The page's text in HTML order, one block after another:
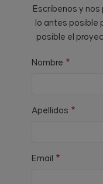
Escríbenos y
lo antes posible
posible el
Nombre
Apellidos
Email